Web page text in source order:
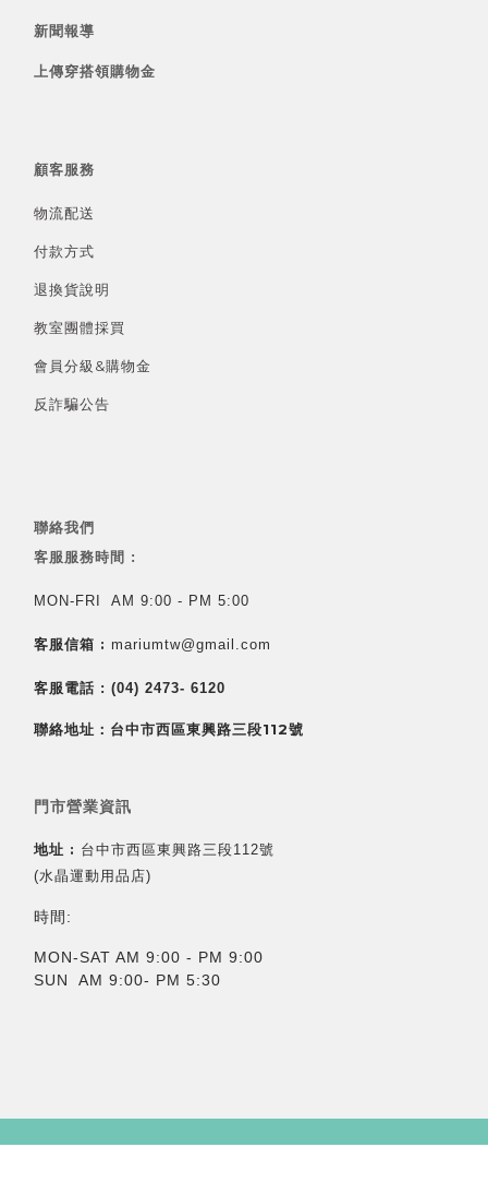
新聞報導
上傳穿搭領購物金
顧客服務
物流配送
付款方式
退換貨說明
教室團體採買
會員分級&購物金
反詐騙公告
聯絡我們
客服服務時間 :
MON-FRI AM 9:00 - PM 5:00
客服信箱 : mariumtw@gmail.com
客服電話 : (04) 2473- 6120
聯絡地址：台中市西區東興路三段112號
門市營業資訊
地址 : 台中市西區東興路三段112號
(水晶運動用品店)
時間:
MON-SAT AM 9:00 - PM 9:00
SUN AM 9:00- PM 5:30